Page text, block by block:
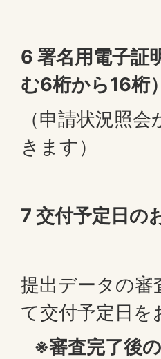
6 署名用電子証
む6桁から16桁
（申請状況照
きます）
7 交付予定日の
提出データの
て交付予定日を
※審査完了後